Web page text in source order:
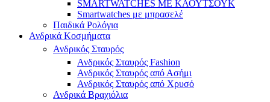
SMARTWATCHES ΜΕ ΚΑΟΥΤΣΟΥΚ
Smartwatches με μπρασελέ
Παιδικά Ρολόγια
Ανδρικά Κοσμήματα
Ανδρικός Σταυρός
Ανδρικός Σταυρός Fashion
Ανδρικός Σταυρός από Ασήμι
Ανδρικός Σταυρός από Χρυσό
Ανδρικά Βραχιόλια